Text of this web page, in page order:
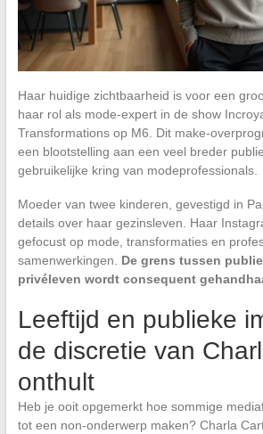
Haar huidige zichtbaarheid is voor een
haar rol als mode-expert in de show
Transformations op M6. Dit make-
een blootstelling aan een veel breder
gebruikelijke kring van modeprofessionals.
Moeder van twee kinderen, gevestigd in
details over haar gezinsleven. Haar
gefocust op mode, transformaties en
samenwerkingen. De grens tussen
privéleven wordt consequent
Leeftijd en publieke
de discretie van
onthult
Heb je ooit opgemerkt hoe sommige
tot een non-onderwerp maken? Charla